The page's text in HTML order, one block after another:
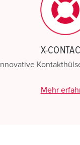
X-
Innovative
Mehr